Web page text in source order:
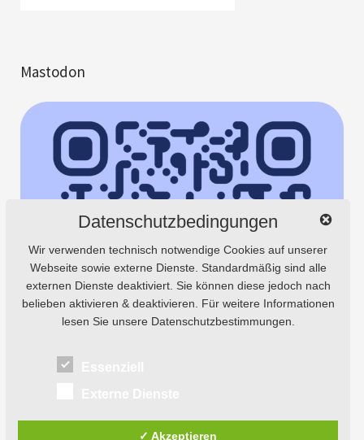
Mastodon
Datenschutzbedingungen
Wir verwenden technisch notwendige Cookies auf unserer
Webseite sowie externe Dienste. Standardmäßig sind alle
externen Dienste deaktiviert. Sie können diese jedoch nach
belieben aktivieren & deaktivieren. Für weitere Informationen
lesen Sie unsere Datenschutzbestimmungen.
✓ Akzeptieren